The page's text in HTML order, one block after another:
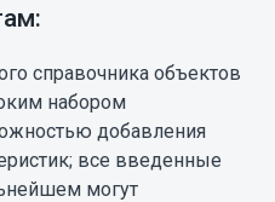
справочника объектов
набором
добавления
все введенные
могут